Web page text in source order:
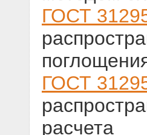
ГОСТ
ГОСТ
расчета